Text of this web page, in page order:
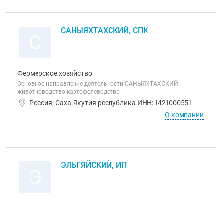
САНЫЯХТАХСКИЙ, СПК
Фермерское хозяйство
Основное направление деятельности САНЫЯХТАХСКИЙ:
животноводство картофелеводство
Россия, Саха-Якутия республика ИНН: 1421000551
О компании
ЭЛЬГЯЙСКИЙ, ИП